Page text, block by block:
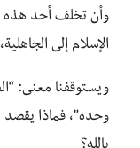
وأن تخلف أحد هذه
الإسلام إلى
ويستوقفنا معنى:
وحده”، فماذا